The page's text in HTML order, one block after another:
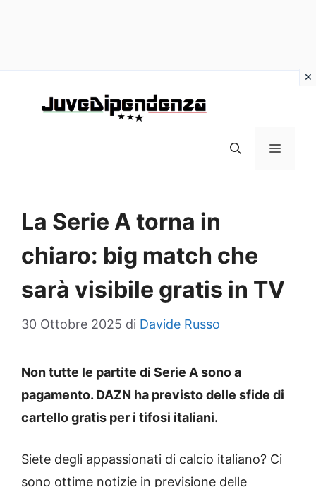
MENU
La Serie A torna in
chiaro: big match che
sarà visibile gratis in TV
30 Ottobre 2025 di Davide Russo
Non tutte le partite di Serie A sono a
pagamento. DAZN ha previsto delle sfide di
cartello gratis per i tifosi italiani.
Siete degli appassionati di calcio italiano? Ci
sono ottime notizie in previsione delle